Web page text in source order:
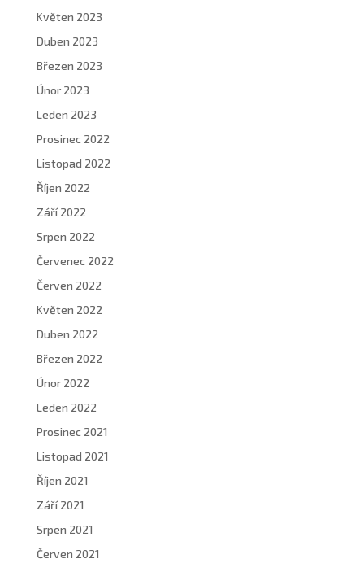
Květen 2023
Duben 2023
Březen 2023
Únor 2023
Leden 2023
Prosinec 2022
Listopad 2022
Říjen 2022
Září 2022
Srpen 2022
Červenec 2022
Červen 2022
Květen 2022
Duben 2022
Březen 2022
Únor 2022
Leden 2022
Prosinec 2021
Listopad 2021
Říjen 2021
Září 2021
Srpen 2021
Červen 2021